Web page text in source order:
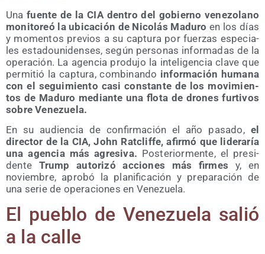
Unafuen­te de la CIA den­tro del gobierno vene­zo­lano
moni­to­reó la ubi­ca­ción de Nico­lás Madu­ro en los días
y momen­tos pre­vios a su cap­tu­ra por fuer­zas espe­cia­
les esta­dou­ni­den­ses, según per­so­nas infor­ma­das de la
ope­ra­ción. La agen­cia pro­du­jo la inte­li­gen­cia cla­ve que
per­mi­tió la cap­tu­ra, com­bi­nan­do infor­ma­ción huma­na
con el segui­mien­to casi cons­tan­te de los movi­mien­
tos de Madu­ro median­te una flo­ta de dro­nes fur­ti­vos
sobre Venezuela.
En su audien­cia de con­fir­ma­ción el año pasa­do, el
direc­tor de la CIA, John Rat­clif­fe, afir­mó que lide­ra­ría
una agen­cia más agre­si­va. Pos­te­rior­men­te, el pre­si­
den­te Trump auto­ri­zó accio­nes más fir­mes y, en
noviem­bre, apro­bó la pla­ni­fi­ca­ción y pre­pa­ra­ción de
una serie de ope­ra­cio­nes en Venezuela.
El pue­blo de Vene­zue­la salió
a la calle